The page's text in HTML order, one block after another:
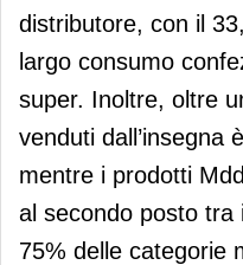
distributore, con il
largo consumo
super. Inoltre, oltre
venduti dall’insegna
mentre i prodotti
al secondo posto tra
75% delle categorie